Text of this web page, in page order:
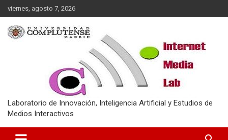
Saltar
al
contenido
viernes, agosto 7, 2026
Laboratorio de Innovación, Inteligencia Artificial y Estudios de
Medios Interactivos